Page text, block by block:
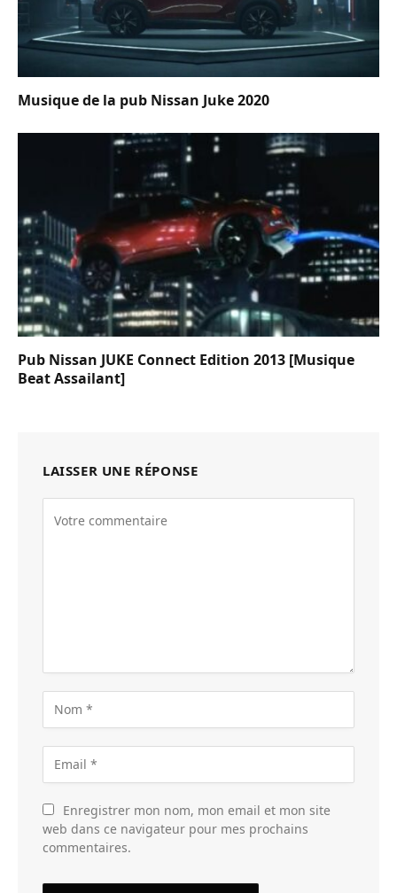
Musique de la pub Nissan Juke 2020
Pub Nissan JUKE Connect Edition 2013 [Musique
Beat Assailant]
LAISSER UNE RÉPONSE
Enregistrer mon nom, mon email et mon site
web dans ce navigateur pour mes prochains
commentaires.